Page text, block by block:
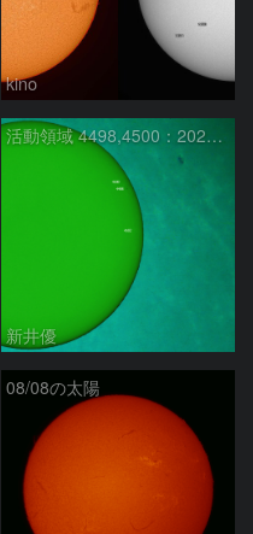
kino
活動領域 4498,4500：2026/08/08
新井優
08/08の太陽